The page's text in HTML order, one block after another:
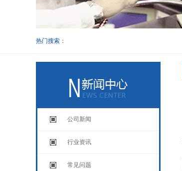
热门搜索：
公司新闻
行业资讯
常见问题